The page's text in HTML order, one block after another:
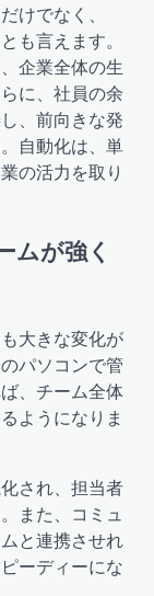
けでなく、
も言えます。
企業全体の生
に、社員の余
、前向きな発
自動化は、単
の活力を取り
ムが強く
大きな変化が
パソコンで管
、チーム全体
ようになりま
され、担当者
また、コミュ
と連携させれ
ーディーにな